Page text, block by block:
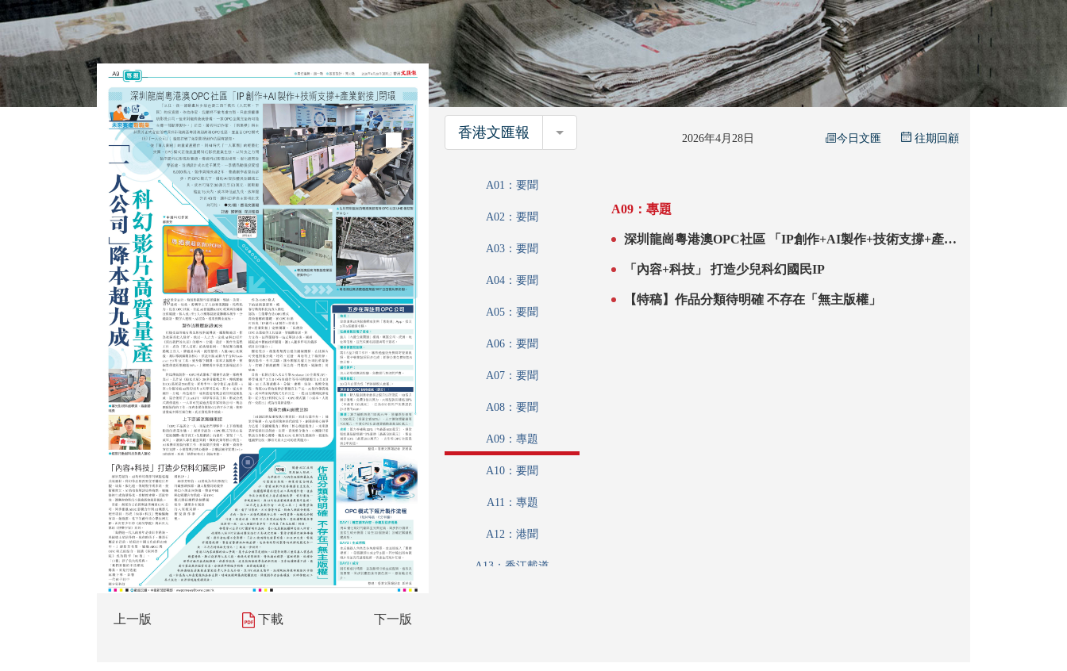
上一版 下載 下一版
香港文匯報 香港文匯報 2026年4月28日 今日文匯 往期回顧
A01：要聞
A02：要聞
A03：要聞
A04：要聞
A05：要聞
A06：要聞
A07：要聞
A08：要聞
A09：專題
A10：要聞
A11：專題
A12：港聞
A13：香江載道
A09：專題
深圳龍崗粵港澳OPC社區 「IP創作+AI製作+技術支撐+產業
「內容+科技」 打造少兒科幻國民IP
【特稿】作品分類待明確 不存在「無主版權」